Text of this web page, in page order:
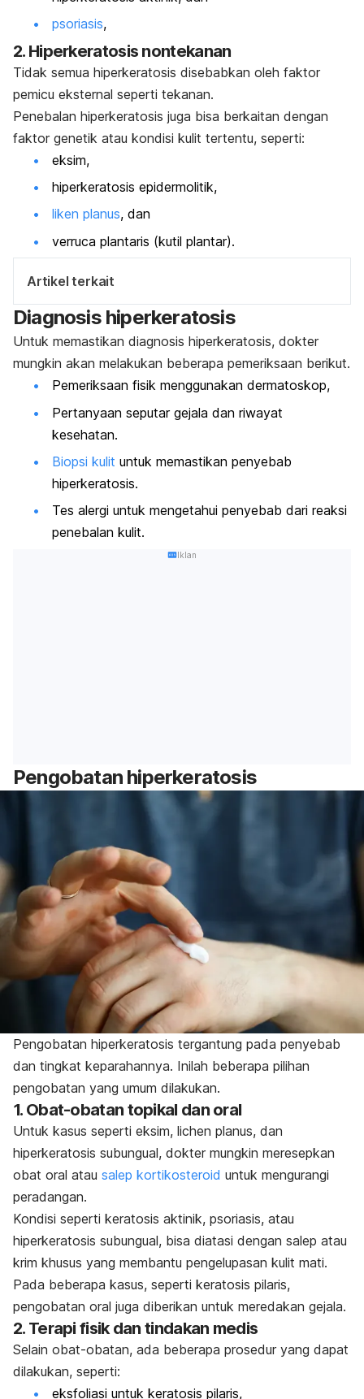
psoriasis,
2. Hiperkeratosis nontekanan
Tidak semua hiperkeratosis disebabkan oleh faktor
pemicu eksternal seperti tekanan.
Penebalan hiperkeratosis juga bisa berkaitan dengan
faktor genetik atau kondisi kulit tertentu, seperti:
eksim,
hiperkeratosis epidermolitik,
liken planus, dan
verruca plantaris (kutil plantar).
Artikel terkait
Diagnosis hiperkeratosis
Untuk memastikan diagnosis hiperkeratosis, dokter
mungkin akan melakukan beberapa pemeriksaan berikut.
Pemeriksaan fisik menggunakan dermatoskop,
Pertanyaan seputar gejala dan riwayat
kesehatan.
Biopsi kulit untuk memastikan penyebab
hiperkeratosis.
Tes alergi untuk mengetahui penyebab dari reaksi
penebalan kulit.
Iklan
Pengobatan hiperkeratosis
Pengobatan hiperkeratosis tergantung pada penyebab
dan tingkat keparahannya. Inilah beberapa pilihan
pengobatan yang umum dilakukan.
1. Obat-obatan topikal dan oral
Untuk kasus seperti eksim, lichen planus, dan
hiperkeratosis subungual, dokter mungkin meresepkan
obat oral atau salep kortikosteroid untuk mengurangi
peradangan.
Kondisi seperti keratosis aktinik, psoriasis, atau
hiperkeratosis subungual, bisa diatasi dengan salep atau
krim khusus yang membantu pengelupasan kulit mati.
Pada beberapa kasus, seperti keratosis pilaris,
pengobatan oral juga diberikan untuk meredakan gejala.
2. Terapi fisik dan tindakan medis
Selain obat-obatan, ada beberapa prosedur yang dapat
dilakukan, seperti:
eksfoliasi untuk keratosis pilaris,